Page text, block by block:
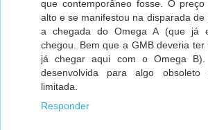
que contemporâneo fosse. O
alto e se manifestou na disparada de
a chegada do Omega A (que já
chegou. Bem que a GMB deveria
já chegar aqui com o Omega B).
desenvolvida para algo obsoleto
limitada.
Responder